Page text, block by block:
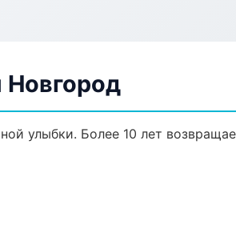
Новгород
улыбки. Более 10 лет